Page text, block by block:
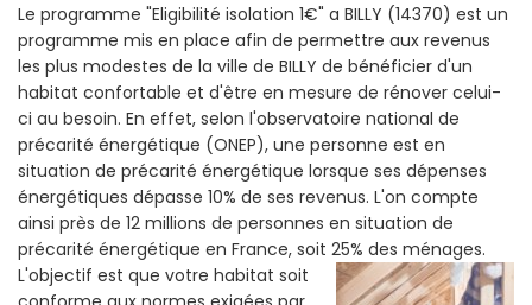
Le programme "Eligibilité isolation 1€" a BILLY (14370) est un
programme mis en place afin de permettre aux revenus
les plus modestes de la ville de BILLY de bénéficier d'un
habitat confortable et d'être en mesure de rénover celui-
ci au besoin. En effet, selon l'observatoire national de
précarité énergétique (ONEP), une personne est en
situation de précarité énergétique lorsque ses dépenses
énergétiques dépasse 10% de ses revenus. L'on compte
ainsi près de 12 millions de personnes en situation de
précarité énergétique en France, soit 25% des ménages.
L'objectif est que votre habitat soit